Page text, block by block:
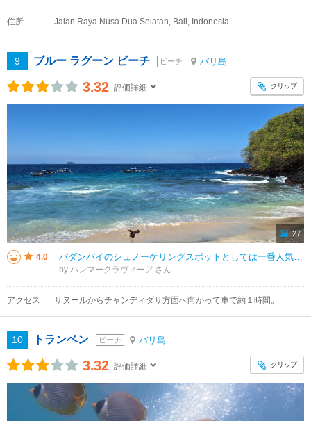
住所 Jalan Raya Nusa Dua Selatan, Bali, Indonesia
9 ブルー ラグーン ビーチ ビーチ バリ島
3.32 評価詳細 クリップ
27
4.0 パダンバイのシュノーケリングスポットとしては一番人気だが、シュノーケルを楽しむ場合はボートチャーターで沖に出るのが基本。ビーチエントリーの場合は波が高いので、浅瀬で小さな魚を愛でるのがよいようだ。欧米人はビーチベッドで日光
by ハンマークラヴィーア
アクセス サヌールからチャンディダサ方面へ向かって車で約１時間。
10 トランベン ビーチ バリ島
3.32 評価詳細 クリップ